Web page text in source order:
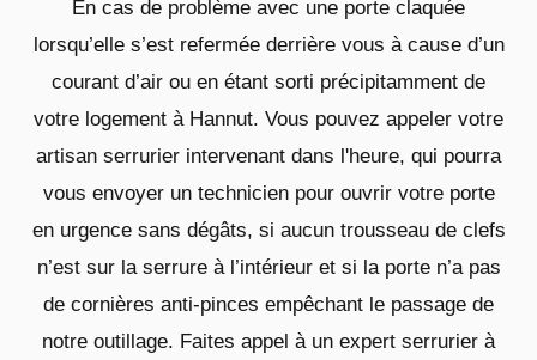
En cas de problème avec une porte claquée
lorsqu’elle s’est refermée derrière vous à cause d’un
courant d’air ou en étant sorti précipitamment de
votre logement à Hannut. Vous pouvez appeler votre
artisan serrurier intervenant dans l'heure, qui pourra
vous envoyer un technicien pour ouvrir votre porte
en urgence sans dégâts, si aucun trousseau de clefs
n’est sur la serrure à l’intérieur et si la porte n’a pas
de cornières anti-pinces empêchant le passage de
notre outillage. Faites appel à un expert serrurier à